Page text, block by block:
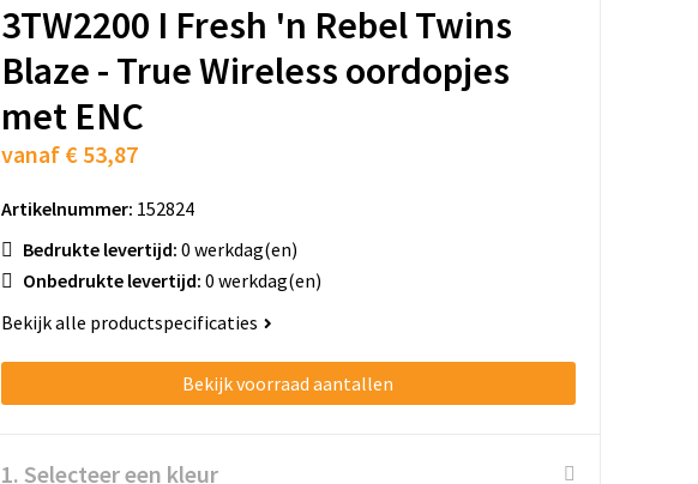
3TW2200 I Fresh 'n Rebel Twins
Blaze - True Wireless oordopjes
met ENC
vanaf € 53,87
Artikelnummer: 152824
Bedrukte levertijd: 0 werkdag(en)
Onbedrukte levertijd: 0 werkdag(en)
Bekijk alle productspecificaties
Bekijk voorraad aantallen
1. Selecteer een kleur